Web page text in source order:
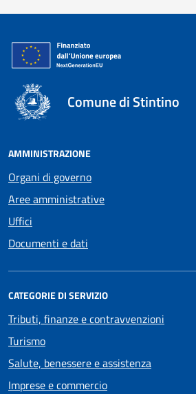
Comune di Stintino
AMMINISTRAZIONE
Organi di governo
Aree amministrative
Uffici
Documenti e dati
CATEGORIE DI SERVIZIO
Tributi, finanze e contravvenzioni
Turismo
Salute, benessere e assistenza
Imprese e commercio